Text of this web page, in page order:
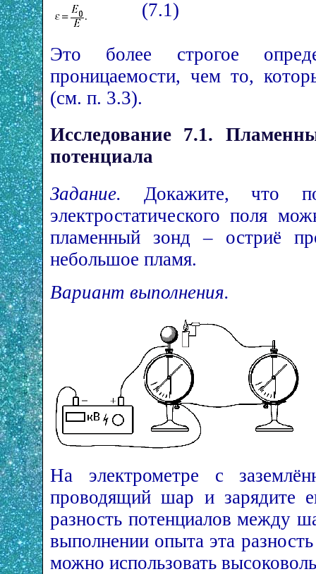
(7.1)
Это более строгое
проницаемости, чем то,
(см. п. 3.3).
Исследование 7.1.
потенциала
Задание. Докажите, что
электростатического поля
пламенный зонд – остриё
небольшое пламя.
Вариант выполнения.
На электрометре с
проводящий шар и зарядите
разность потенциалов между
выполнении опыта эта
можно использовать